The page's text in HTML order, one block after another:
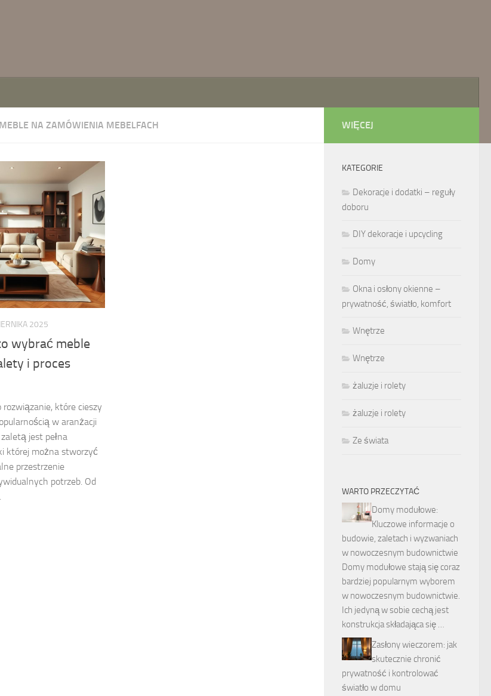
MEBLE NA ZAMÓWIENIA MEBELFACH
2025
wybrać meble
i proces
które cieszy
w aranżacji
jest pełna
której można stworzyć
przestrzenie
potrzeb. Od
WIĘCEJ
KATEGORIE
Dekoracje i dodatki – reguły
doboru
DIY dekoracje i upcycling
Domy
Okna i osłony okienne –
prywatność, światło, komfort
Wnętrze
Wnętrze
żaluzje i rolety
żaluzje i rolety
Ze świata
WARTO PRZECZYTAĆ
Domy modułowe:
Kluczowe informacje o
budowie, zaletach i wyzwaniach
w nowoczesnym budownictwie
Domy modułowe stają się coraz
bardziej popularnym wyborem
w nowoczesnym budownictwie.
Ich jedyną w sobie cechą jest
konstrukcja składająca się …
Zasłony wieczorem: jak
skutecznie chronić
prywatność i kontrolować
światło w domu